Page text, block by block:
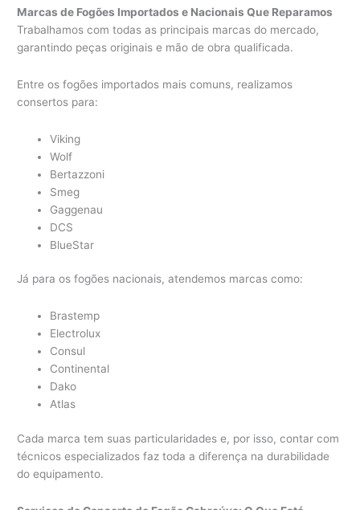
Marcas de Fogões Importados e Nacionais Que Reparamos
Trabalhamos com todas as principais marcas do mercado,
garantindo peças originais e mão de obra qualificada.
Entre os fogões importados mais comuns, realizamos
consertos para:
Viking
Wolf
Bertazzoni
Smeg
Gaggenau
DCS
BlueStar
Já para os fogões nacionais, atendemos marcas como:
Brastemp
Electrolux
Consul
Continental
Dako
Atlas
Cada marca tem suas particularidades e, por isso, contar com
técnicos especializados faz toda a diferença na durabilidade
do equipamento.